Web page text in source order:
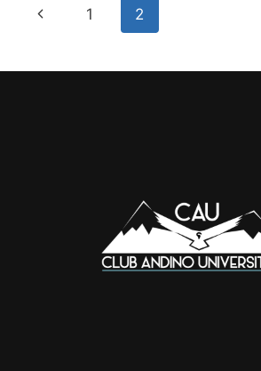
NAVEGACIÓN
Página
1 2